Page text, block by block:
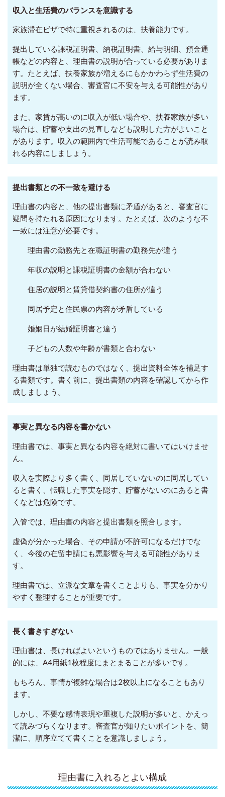
収入と生活費のバランスを意識する
家族滞在ビザで特に重視されるのは、扶養能力です。
提出している課税証明書、納税証明書、給与明細、預金通
帳などの内容と、理由書の説明が合っている必要がありま
す。たとえば、扶養家族が増えるにもかかわらず生活費の
説明が全くない場合、審査官に不安を与える可能性があり
ます。
また、家賃が高いのに収入が低い場合や、扶養家族が多い
場合は、貯蓄や支出の見直しなども説明した方がよいこと
があります。収入の範囲内で生活可能であることが読み取
れる内容にしましょう。
提出書類との不一致を避ける
理由書の内容と、他の提出書類に矛盾があると、審査官に
疑問を持たれる原因になります。たとえば、次のような不
一致には注意が必要です。
理由書の勤務先と在職証明書の勤務先が違う
年収の説明と課税証明書の金額が合わない
住居の説明と賃貸借契約書の住所が違う
同居予定と住民票の内容が矛盾している
婚姻日が結婚証明書と違う
子どもの人数や年齢が書類と合わない
理由書は単独で読むものではなく、提出資料全体を補足す
る書類です。書く前に、提出書類の内容を確認してから作
成しましょう。
事実と異なる内容を書かない
理由書では、事実と異なる内容を絶対に書いてはいけませ
ん。
収入を実際より多く書く、同居していないのに同居してい
ると書く、転職した事実を隠す、貯蓄がないのにあると書
くなどは危険です。
入管では、理由書の内容と提出書類を照合します。
虚偽が分かった場合、その申請が不許可になるだけでな
く、今後の在留申請にも悪影響を与える可能性がありま
す。
理由書では、立派な文章を書くことよりも、事実を分かり
やすく整理することが重要です。
長く書きすぎない
理由書は、長ければよいというものではありません。一般
的には、A4用紙1枚程度にまとまることが多いです。
もちろん、事情が複雑な場合は2枚以上になることもあり
ます。
しかし、不要な感情表現や重複した説明が多いと、かえっ
て読みづらくなります。審査官が知りたいポイントを、簡
潔に、順序立てて書くことを意識しましょう。
理由書に入れるとよい構成